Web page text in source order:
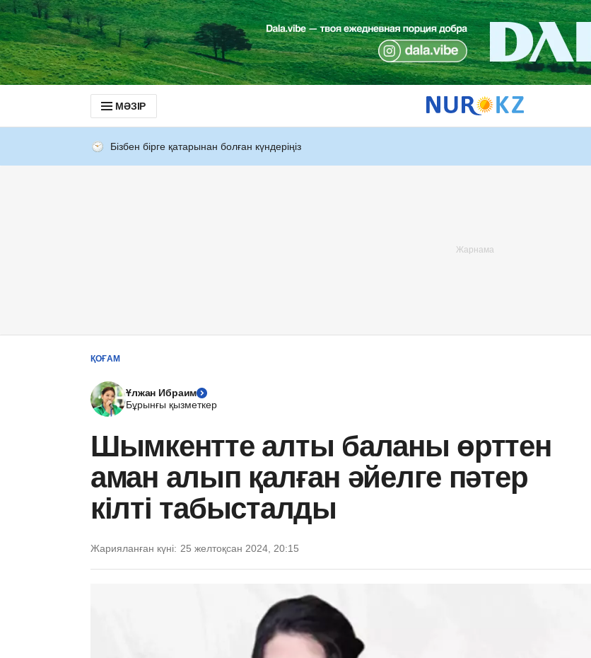
МӘЗІР
Бізбен бірге қатарынан болған күндеріңіз
ҚОҒАМ
Ұлжан Ибраим
Бұрынғы қызметкер
Шымкентте алты баланы өрттен
аман алып қалған әйелге пәтер
кілті табысталды
Жарияланған күні: 25 желтоқсан 2024, 20:15